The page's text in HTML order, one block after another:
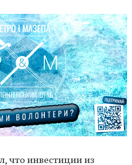
что инвестиции из